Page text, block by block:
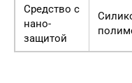
Средство с
нано-
защитой